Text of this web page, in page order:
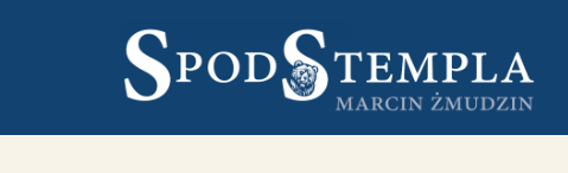
treści